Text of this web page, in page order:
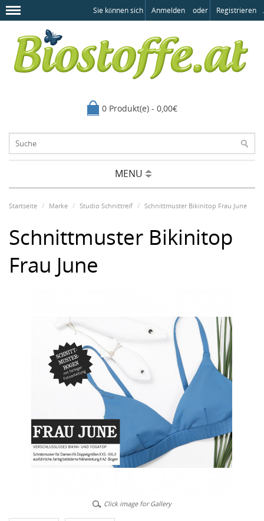
Sie können sich Anmelden oder Registrieren .
0 Produkt(e) - 0,00€
MENU
Startseite Marke Studio Schnittreif Schnittmuster Bikinitop Frau June
Schnittmuster Bikinitop
Frau June
Click image for Gallery